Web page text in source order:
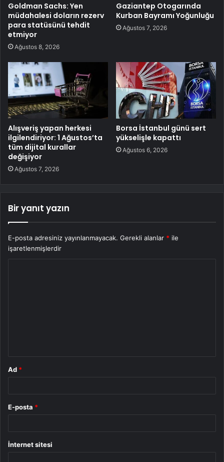
Goldman Sachs: Yen
müdahalesi doların rezerv
para statüsünü tehdit
etmiyor
Ağustos 8, 2026
Gaziantep Otogarında
Kurban Bayramı Yoğunluğu
Ağustos 7, 2026
Alışveriş yapan herkesi
ilgilendiriyor: 1 Ağustos’ta
tüm dijital kurallar
değişiyor
Ağustos 7, 2026
Borsa İstanbul günü sert
yükselişle kapattı
Ağustos 6, 2026
Bir yanıt yazın
E-posta adresiniz yayınlanmayacak. Gerekli alanlar * ile
işaretlenmişlerdir
Ad *
E-posta *
İnternet sitesi